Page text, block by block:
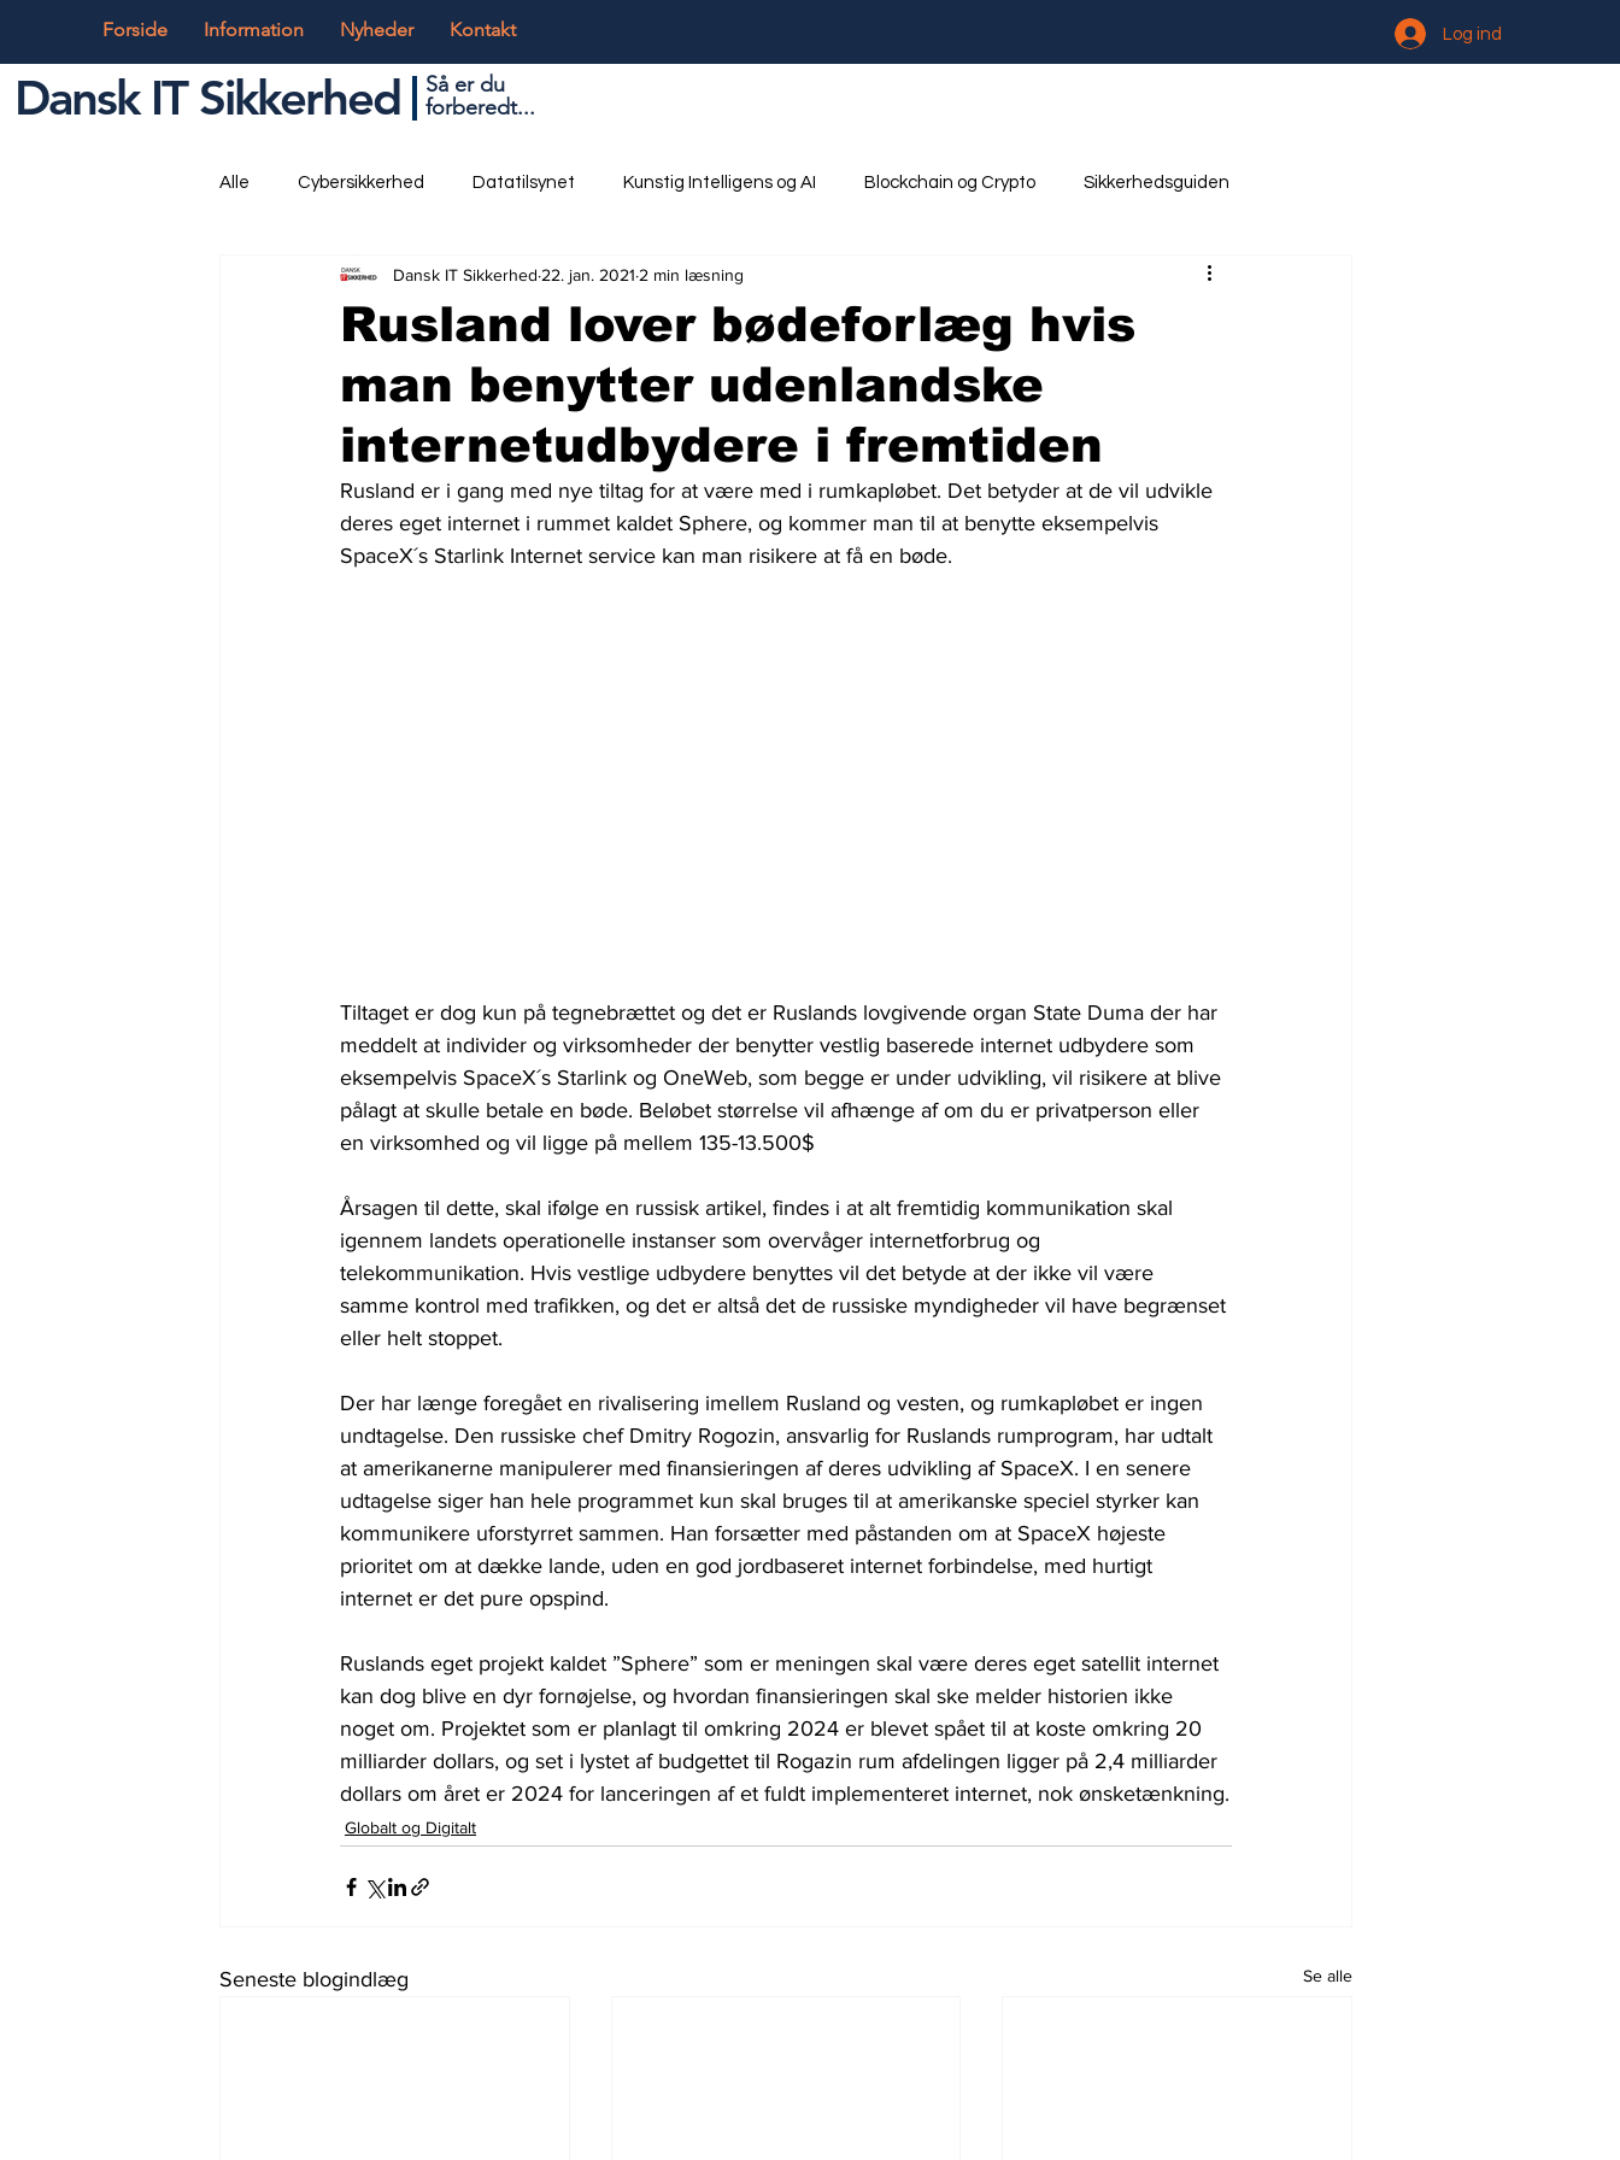
Forside Information Nyheder Kontakt Log ind
Dansk IT Sikkerhed
Så er du
forberedt...
Alle Cybersikkerhed Datatilsynet Kunstig Intelligens og AI Blockchain og Crypto Sikkerhedsguiden
Globalt og Digitalt IT og Teknik Ungdom og Uddannelse
Rusland lover bødeforlæg hvis
man benytter udenlandske
internetudbydere i fremtiden
Dansk IT Sikkerhed 22. jan. 2021 2 min læsning
Rusland er i gang med nye tiltag for at være med i rumkapløbet. Det betyder at de vil udvikle
deres eget internet i rummet kaldet Sphere, og kommer man til at benytte eksempelvis
SpaceX´s Starlink Internet service kan man risikere at få en bøde.
Tiltaget er dog kun på tegnebrættet og det er Ruslands lovgivende organ State Duma der har
meddelt at individer og virksomheder der benytter vestlig baserede internet udbydere som
eksempelvis SpaceX´s Starlink og OneWeb, som begge er under udvikling, vil risikere at blive
pålagt at skulle betale en bøde. Beløbet størrelse vil afhænge af om du er privatperson eller
en virksomhed og vil ligge på mellem 135-13.500$
Årsagen til dette, skal ifølge en russisk artikel, findes i at alt fremtidig kommunikation skal
igennem landets operationelle instanser som overvåger internetforbrug og
telekommunikation. Hvis vestlige udbydere benyttes vil det betyde at der ikke vil være
samme kontrol med trafikken, og det er altså det de russiske myndigheder vil have begrænset
eller helt stoppet.
Der har længe foregået en rivalisering imellem Rusland og vesten, og rumkapløbet er ingen
undtagelse. Den russiske chef Dmitry Rogozin, ansvarlig for Ruslands rumprogram, har udtalt
at amerikanerne manipulerer med finansieringen af deres udvikling af SpaceX. I en senere
udtagelse siger han hele programmet kun skal bruges til at amerikanske speciel styrker kan
kommunikere uforstyrret sammen. Han forsætter med påstanden om at SpaceX højeste
prioritet om at dække lande, uden en god jordbaseret internet forbindelse, med hurtigt
internet er det pure opspind.
Ruslands eget projekt kaldet ”Sphere” som er meningen skal være deres eget satellit internet
kan dog blive en dyr fornøjelse, og hvordan finansieringen skal ske melder historien ikke
noget om. Projektet som er planlagt til omkring 2024 er blevet spået til at koste omkring 20
milliarder dollars, og set i lystet af budgettet til Rogazin rum afdelingen ligger på 2,4 milliarder
dollars om året er 2024 for lanceringen af et fuldt implementeret internet, nok ønsketænkning.
Globalt og Digitalt
Seneste blogindlæg Se alle